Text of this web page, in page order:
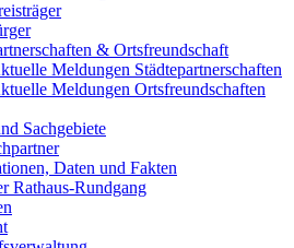
& Ortsfreundschaft
Meldungen Städtepartnerschaften
Meldungen Ortsfreundschaften
Sachgebiete
Daten und Fakten
Rathaus-Rundgang